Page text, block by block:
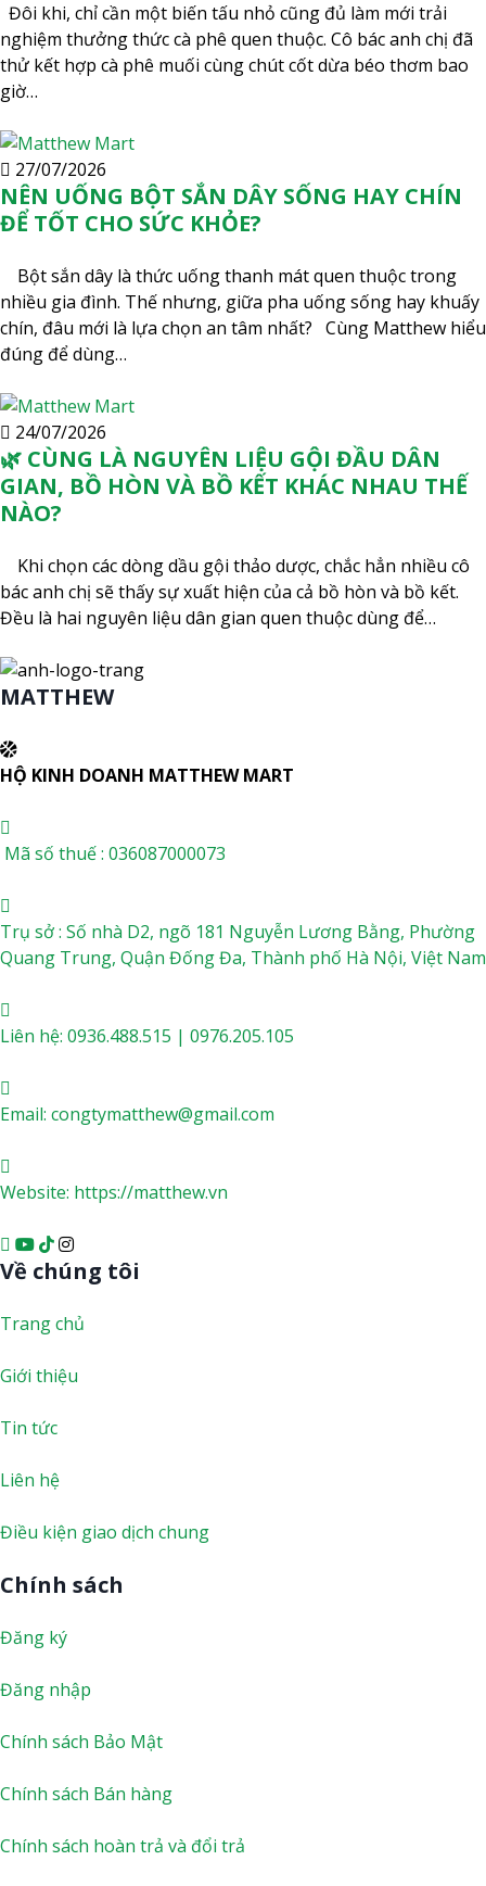
Đôi khi, chỉ cần một biến tấu nhỏ cũng đủ làm mới trải
nghiệm thưởng thức cà phê quen thuộc. Cô bác anh chị đã
thử kết hợp cà phê muối cùng chút cốt dừa béo thơm bao
giờ…
27/07/2026
NÊN UỐNG BỘT SẮN DÂY SỐNG HAY CHÍN
ĐỂ TỐT CHO SỨC KHỎE?
Bột sắn dây là thức uống thanh mát quen thuộc trong
nhiều gia đình. Thế nhưng, giữa pha uống sống hay khuấy
chín, đâu mới là lựa chọn an tâm nhất? Cùng Matthew hiểu
đúng để dùng…
24/07/2026
🌿 CÙNG LÀ NGUYÊN LIỆU GỘI ĐẦU DÂN
GIAN, BỒ HÒN VÀ BỒ KẾT KHÁC NHAU THẾ
NÀO?
Khi chọn các dòng dầu gội thảo dược, chắc hẳn nhiều cô
bác anh chị sẽ thấy sự xuất hiện của cả bồ hòn và bồ kết.
Đều là hai nguyên liệu dân gian quen thuộc dùng để…
MATTHEW
HỘ KINH DOANH MATTHEW MART
Mã số thuế : 036087000073
Trụ sở : Số nhà D2, ngõ 181 Nguyễn Lương Bằng, Phường
Quang Trung, Quận Đống Đa, Thành phố Hà Nội, Việt Nam
Liên hệ: 0936.488.515 | 0976.205.105
Email: congtymatthew@gmail.com
Website: https://matthew.vn
Về chúng tôi
Trang chủ
Giới thiệu
Tin tức
Liên hệ
Điều kiện giao dịch chung
Chính sách
Đăng ký
Đăng nhập
Chính sách Bảo Mật
Chính sách Bán hàng
Chính sách hoàn trả và đổi trả